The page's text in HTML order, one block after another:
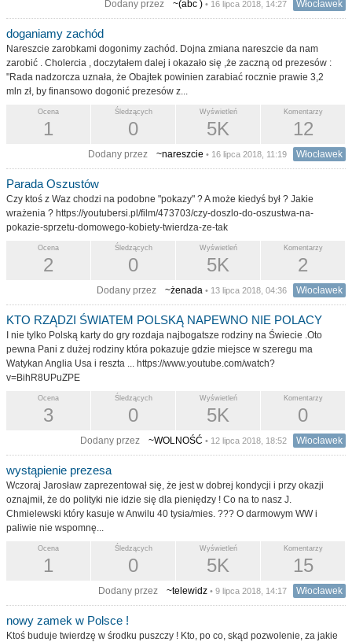
Dodany przez ~(abc ) • 16 lipca 2018, 14:27 Włocławek
doganiamy zachód
Nareszcie zarobkami dogonimy zachód. Dojna zmiana nareszcie da nam
zarobić . Cholercia , doczytałem dalej i okazało się ,że zaczną od prezesów :
"Rada nadzorcza uznała, że Obajtek powinien zarabiać rocznie prawie 3,2
mln zł, by finansowo dogonić prezesów z...
Komentarzy
12
Wyświetleń
5K
Śledzących
0
Ocena
1
Dodany przez ~nareszcie • 16 lipca 2018, 11:19 Włocławek
Parada Oszustów
Czy ktoś z Waz chodzi na podobne "pokazy" ? A może kiedyś był ? Jakie
wrażenia ? https://youtubersi.pl/film/473703/czy-doszlo-do-oszustwa-na-
pokazie-sprzetu-domowego-kobiety-twierdza-ze-tak
Komentarzy
2
Wyświetleń
5K
Śledzących
0
Ocena
2
Dodany przez ~żenada • 13 lipca 2018, 04:36 Włocławek
KTO RZĄDZI ŚWIATEM POLSKĄ NAPEWNO NIE POLACY
I nie tylko Polską karty do gry rozdaja najbogatsze rodziny na Świecie .Oto
pewna Pani z dużej rodziny która pokazuje gdzie miejsce w szeregu ma
Watykan Anglia Usa i reszta ... https://www.youtube.com/watch?
v=BihR8UPuZPE
Komentarzy
0
Wyświetleń
5K
Śledzących
0
Ocena
3
Dodany przez ~WOLNOŚĆ • 12 lipca 2018, 18:52 Włocławek
wystąpienie prezesa
Wczoraj Jarosław zaprezentował się, że jest w dobrej kondycji i przy okazji
oznajmił, że do polityki nie idzie się dla pieniędzy ! Co na to nasz J.
Chmielewski który kasuje w Anwilu 40 tysia/mies. ??? O darmowym WW i
paliwie nie wspomnę...
Komentarzy
15
Wyświetleń
5K
Śledzących
0
Ocena
1
Dodany przez ~telewidz • 9 lipca 2018, 14:17 Włocławek
nowy zamek w Polsce !
Ktoś buduje twierdzę w środku puszczy ! Kto, po co, skąd pozwolenie, za jakie